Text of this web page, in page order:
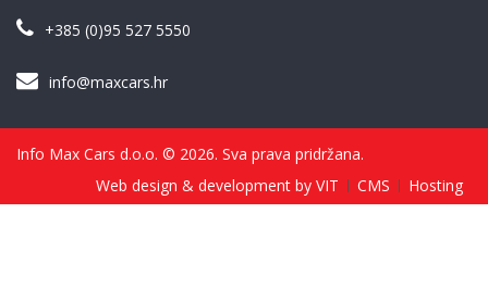
+385 (0)95 527 5550
info@maxcars.hr
Info Max Cars d.o.o. © 2026. Sva prava pridržana.
Web design & development by VIT
CMS Hosting